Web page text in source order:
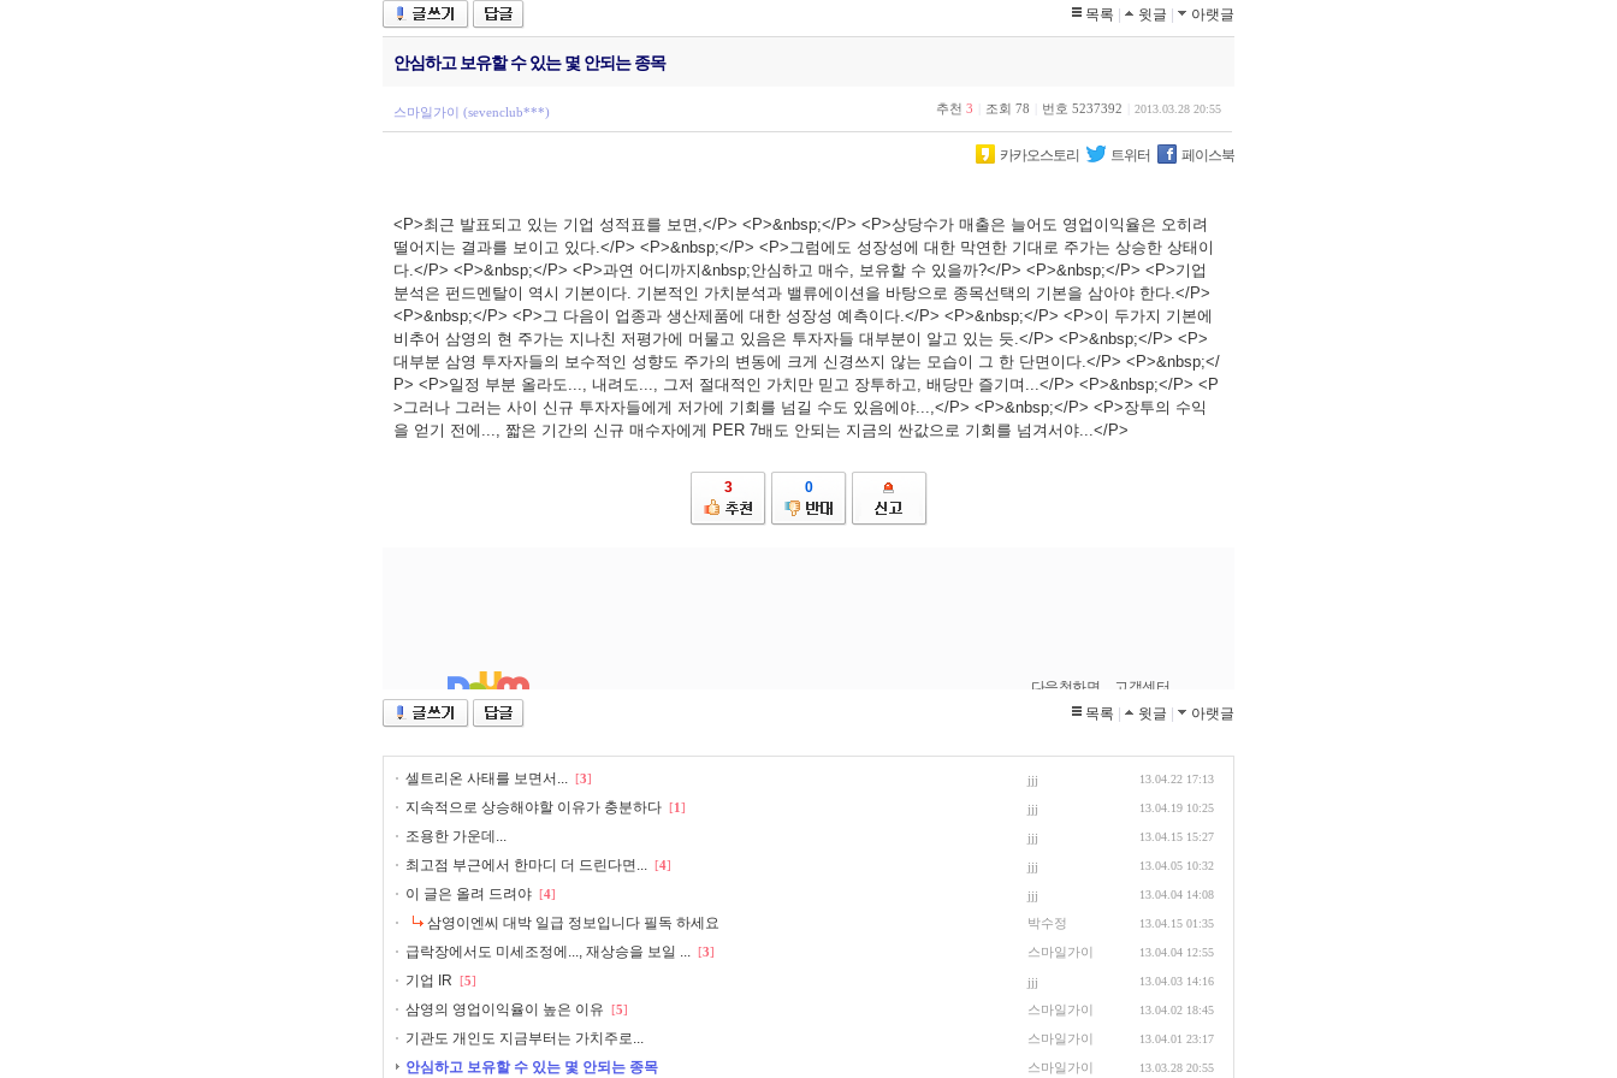
목록 윗글 아랫글
안심하고 보유할 수 있는 몇 안되는 종목
추천 3 조회 78 번호 5237392 2013.03.28 20:55
스마일가이 (sevenclub***)
카카오스토리 트위터 페이스북
<P>최근 발표되고 있는 기업 성적표를 보면,</P> <P>&nbsp;</P> <P>상당수가 매출은 늘어도 영업이익율은 오히려
떨어지는 결과를 보이고 있다.</P> <P>&nbsp;</P> <P>그럼에도 성장성에 대한 막연한 기대로 주가는 상승한 상태이
다.</P> <P>&nbsp;</P> <P>과연 어디까지&nbsp;안심하고 매수, 보유할 수 있을까?</P> <P>&nbsp;</P> <P>기업
분석은 펀드멘탈이 역시 기본이다. 기본적인 가치분석과 밸류에이션을 바탕으로 종목선택의 기본을 삼아야 한다.</P>
<P>&nbsp;</P> <P>그 다음이 업종과 생산제품에 대한 성장성 예측이다.</P> <P>&nbsp;</P> <P>이 두가지 기본에
비추어 삼영의 현 주가는 지나친 저평가에 머물고 있음은 투자자들 대부분이 알고 있는 듯.</P> <P>&nbsp;</P> <P>
대부분 삼영 투자자들의 보수적인 성향도 주가의 변동에 크게 신경쓰지 않는 모습이 그 한 단면이다.</P> <P>&nbsp;</
P> <P>일정 부분 올라도..., 내려도..., 그저 절대적인 가치만 믿고 장투하고, 배당만 즐기며...</P> <P>&nbsp;</P> <P
>그러나 그러는 사이 신규 투자자들에게 저가에 기회를 넘길 수도 있음에야...,</P> <P>&nbsp;</P> <P>장투의 수익
을 얻기 전에..., 짧은 기간의 신규 매수자에게 PER 7배도 안되는 지금의 싼값으로 기회를 넘겨서야...</P>
3 0
목록 윗글 아랫글
셀트리온 사태를 보면서... [3] jjj 13.04.22 17:13
지속적으로 상승해야할 이유가 충분하다 [1] jjj 13.04.19 10:25
조용한 가운데... jjj 13.04.15 15:27
최고점 부근에서 한마디 더 드린다면... [4] jjj 13.04.05 10:32
이 글은 올려 드려야 [4] jjj 13.04.04 14:08
삼영이엔씨 대박 일급 정보입니다 필독 하세요 박수정 13.04.15 01:35
급락장에서도 미세조정에..., 재상승을 보일 ... [3] 스마일가이 13.04.04 12:55
기업 IR [5] jjj 13.04.03 14:16
삼영의 영업이익율이 높은 이유 [5] 스마일가이 13.04.02 18:45
기관도 개인도 지금부터는 가치주로... 스마일가이 13.04.01 23:17
안심하고 보유할 수 있는 몇 안되는 종목 스마일가이 13.03.28 20:55